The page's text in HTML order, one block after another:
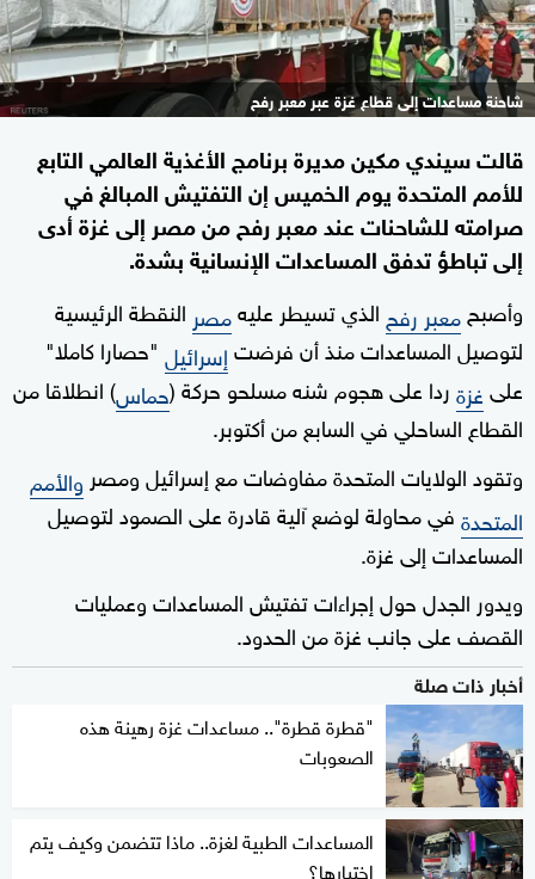
شاحنة مساعدات إلى قطاع غزة عبر معبر رفح
قالت سيندي مكين مديرة برنامج الأغذية العالمي التابع
للأمم المتحدة يوم الخميس إن التفتيش المبالغ في
صرامته للشاحنات عند معبر رفح من مصر إلى غزة أدى
إلى تباطؤ تدفق المساعدات الإنسانية بشدة.
وأصبحمعبر رفحالذي تسيطر عليهمصر النقطة الرئيسية
لتوصيل المساعدات منذ أن فرضتإسرائيل "حصارا كاملا"
علىغزةردا على هجوم شنه مسلحو حركة (حماس) انطلاقا من
القطاع الساحلي في السابع من أكتوبر.
وتقود الولايات المتحدة مفاوضات مع إسرائيل ومصر والأمم
المتحدةفي محاولة لوضع آلية قادرة على الصمود لتوصيل
المساعدات إلى غزة.
ويدور الجدل حول إجراءات تفتيش المساعدات وعمليات
القصف على جانب غزة من الحدود.
أخبار ذات صلة
"قطرة قطرة".. مساعدات غزة رهينة هذه
الصعوبات
المساعدات الطبية لغزة.. ماذا تتضمن وكيف يتم
اختيارها؟